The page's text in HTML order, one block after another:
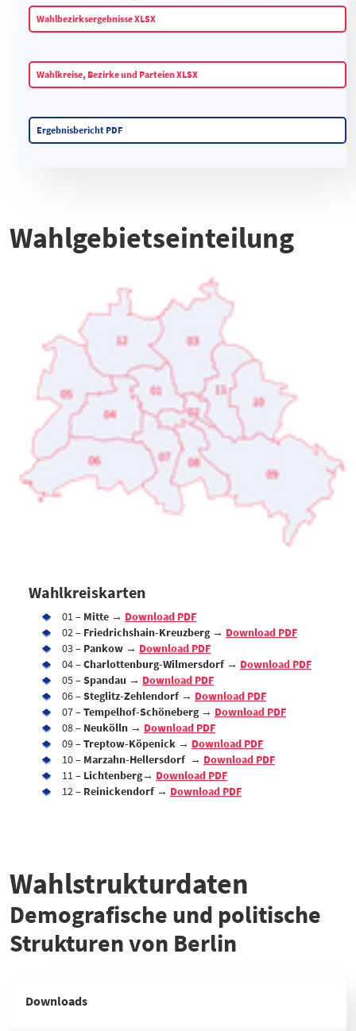
Wahlbezirksergebnisse XLSX
Wahlkreise, Bezirke und Parteien XLSX
Ergebnisbericht PDF
Wahlgebietseinteilung
Wahlkreiskarten
01 – Mitte → Download PDF
02 – Friedrichshain-Kreuzberg→ Download PDF
03 – Pankow → Download PDF
04 –Charlottenburg-Wilmersdorf → Download PDF
05 –Spandau → Download PDF
06 –Steglitz-Zehlendorf → Download PDF
07 –Tempelhof-Schöneberg→ Download PDF
08 – Neukölln → Download PDF
09 –Treptow-Köpenick → Download PDF
10 – Marzahn-Hellersdorf → Download PDF
11 – Lichtenberg→ Download PDF
12 – Reinickendorf → Download PDF
Wahlstrukturdaten
Demografische und politische
Strukturen von Berlin
Downloads